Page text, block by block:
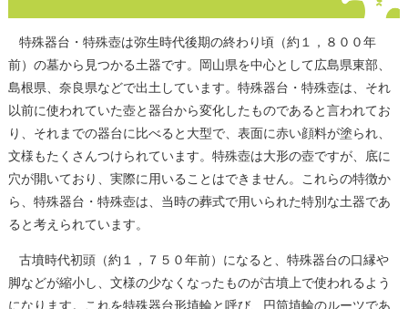
特殊器台・特殊壺は弥生時代後期の終わり頃（約１，８００年
前）の墓から見つかる土器です。岡山県を中心として広島県東部、
島根県、奈良県などで出土しています。特殊器台・特殊壺は、それ
以前に使われていた壺と器台から変化したものであると言われてお
り、それまでの器台に比べると大型で、表面に赤い顔料が塗られ、
文様もたくさんつけられています。特殊壺は大形の壺ですが、底に
穴が開いており、実際に用いることはできません。これらの特徴か
ら、特殊器台・特殊壺は、当時の葬式で用いられた特別な土器であ
ると考えられています。
古墳時代初頭（約１，７５０年前）になると、特殊器台の口縁や
脚などが縮小し、文様の少なくなったものが古墳上で使われるよう
になります。これを特殊器台形埴輪と呼び、円筒埴輪のルーツであ